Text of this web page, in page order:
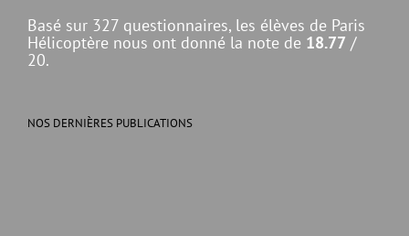
Basé sur 327 questionnaires, les élèves de Paris
Hélicoptère nous ont donné la note de 18.77 /
20.
NOS DERNIÈRES PUBLICATIONS